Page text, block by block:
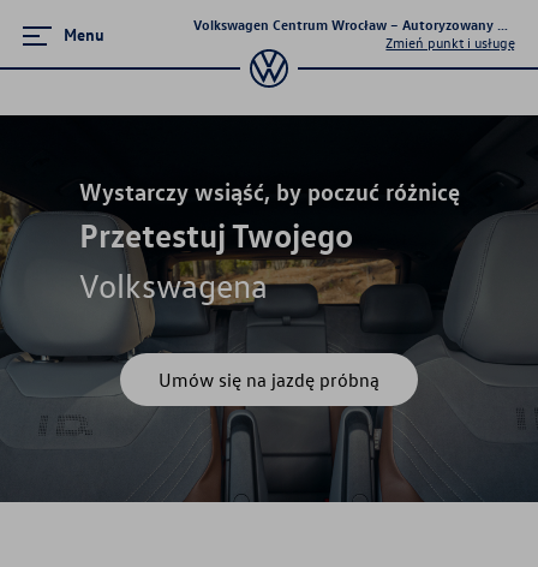
Menu
Volkswagen Centrum Wrocław – Autoryzowany
Zmień punkt i usługę
Promocje i aktualności
Modele osobowe
Finansowanie
Ubezpieczenia
Gwarancja i ochrona
Wystarczy wsiąść, by poczuć różnicę
Przetestuj Twojego
Volkswagena
Umów się na jazdę próbną